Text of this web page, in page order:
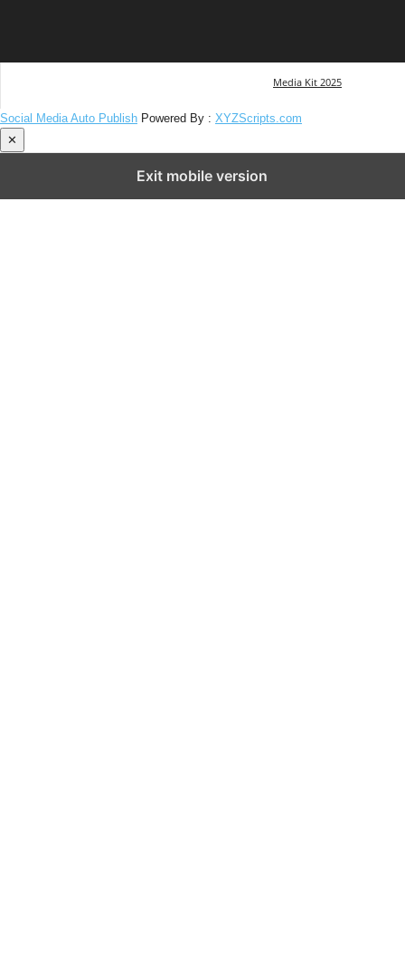
Media Kit 2025
Social Media Auto Publish Powered By : XYZScripts.com
✕
Exit mobile version